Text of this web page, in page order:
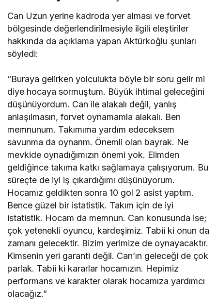
Can Uzun yerine kadroda yer alması ve forvet
bölgesinde değerlendirilmesiyle ilgili eleştiriler
hakkında da açıklama yapan Aktürkoğlu şunları
söyledi:
“Buraya gelirken yolculukta böyle bir soru gelir mi
diye hocaya sormuştum. Büyük ihtimal geleceğini
düşünüyordum. Can ile alakalı değil, yanlış
anlaşılmasın, forvet oynamamla alakalı. Ben
memnunum. Takımıma yardım edeceksem
savunma da oynarım. Önemli olan bayrak. Ne
mevkide oynadığımızın önemi yok. Elimden
geldiğince takıma katkı sağlamaya çalışıyorum. Bu
süreçte de iyi iş çıkardığımı düşünüyorum.
Hocamız geldikten sonra 10 gol 2 asist yaptım.
Bence güzel bir istatistik. Takım için de iyi
istatistik. Hocam da memnun. Can konusunda ise;
çok yetenekli oyuncu, kardeşimiz. Tabii ki onun da
zamanı gelecektir. Bizim yerimize de oynayacaktır.
Kimsenin yeri garanti değil. Can’ın geleceği de çok
parlak. Tabii ki kararlar hocamızın. Hepimiz
performans ve karakter olarak hocamıza yardımcı
olacağız.”